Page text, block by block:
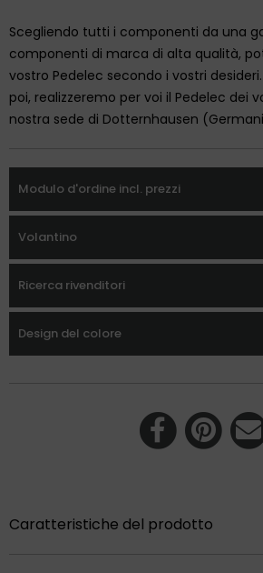
Scegliendo tutti i componenti da una
componenti di marca di alta qualità,
vostro Pedelec secondo i vostri
poi, realizzeremo per voi il Pedelec dei
nostra sede di Dotternhausen
Ricerca rivenditori
Design del colore
Modulo d'ordine incl. prezzi
Volantino
Caratteristiche del prodotto